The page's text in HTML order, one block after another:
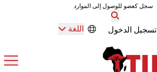
سجل كعضو للوصول إلى الموارد
سجل كعضو للوصول إلى الموارد
تسجيل الدخول اللغة